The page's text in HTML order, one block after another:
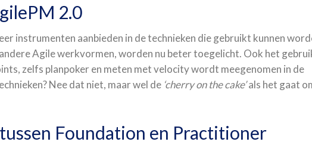
2.0
instrumenten aanbieden in de technieken die gebruikt kunnen
Agile werkvormen, worden nu beter toegelicht. Ook het
zelfs planpoker en meten met velocity wordt meegenomen in de
Nee dat niet, maar wel de ‘cherry on the cake’als het gaat
Foundation en Practitioner